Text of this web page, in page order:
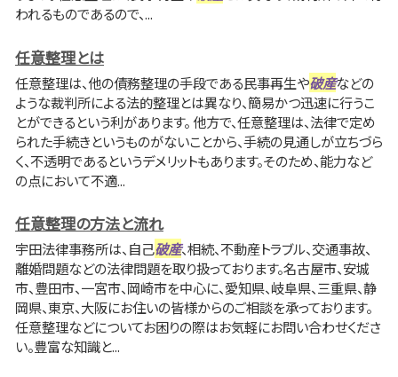
われるものであるので、...
任意整理とは
任意整理は、他の債務整理の手段である民事再生や破産などの
ような裁判所による法的整理とは異なり、簡易かつ迅速に行うこ
とができるという利があります。 他方で、任意整理は、法律で定め
られた手続きというものがないことから、手続の見通しが立ちづら
く、不透明であるというデメリットもあります。そのため、能力など
の点において不適...
任意整理の方法と流れ
宇田法律事務所は、自己破産、相続、不動産トラブル、交通事故、
離婚問題などの法律問題を取り扱っております。名古屋市、安城
市、豊田市、一宮市、岡崎市を中心に、愛知県、岐阜県、三重県、静
岡県、東京、大阪にお住いの皆様からのご相談を承っております。
任意整理などについてお困りの際はお気軽にお問い合わせくださ
い。豊富な知識と...